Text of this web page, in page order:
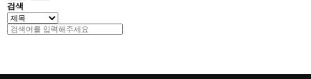
검색